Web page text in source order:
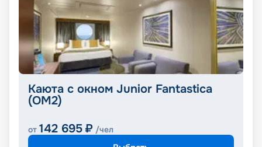
Каюта с окном Junior Fantastica
(OM2)
от 142 695 ₽ /чел